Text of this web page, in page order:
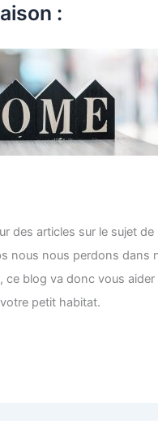
:
des articles sur le sujet
nous nous perdons dans
ce blog va donc vous aider
petit habitat.